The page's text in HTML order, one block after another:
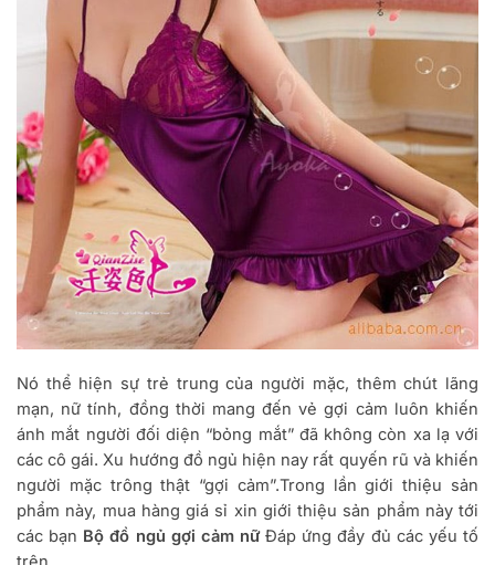
Nó thể hiện sự trẻ trung của người mặc, thêm chút lãng
mạn, nữ tính, đồng thời mang đến vẻ gợi cảm luôn khiến
ánh mắt người đối diện “bỏng mắt” đã không còn xa lạ với
các cô gái. Xu hướng đồ ngủ hiện nay rất quyến rũ và khiến
người mặc trông thật “gợi cảm”.Trong lần giới thiệu sản
phẩm này, mua hàng giá sỉ xin giới thiệu sản phẩm này tới
các bạn Bộ đồ ngủ gợi cảm nữĐáp ứng đầy đủ các yếu tố